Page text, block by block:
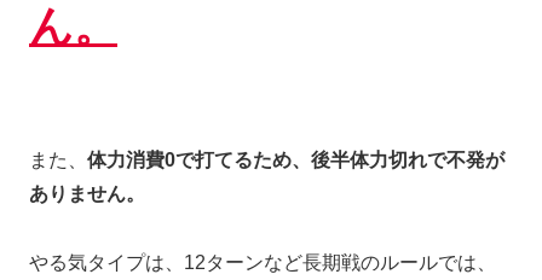
ん。
また、 体力消費0で打てるため、後半体力切れで不発が
ありません。
やる気タイプは、12ターンなど長期戦のルールでは、